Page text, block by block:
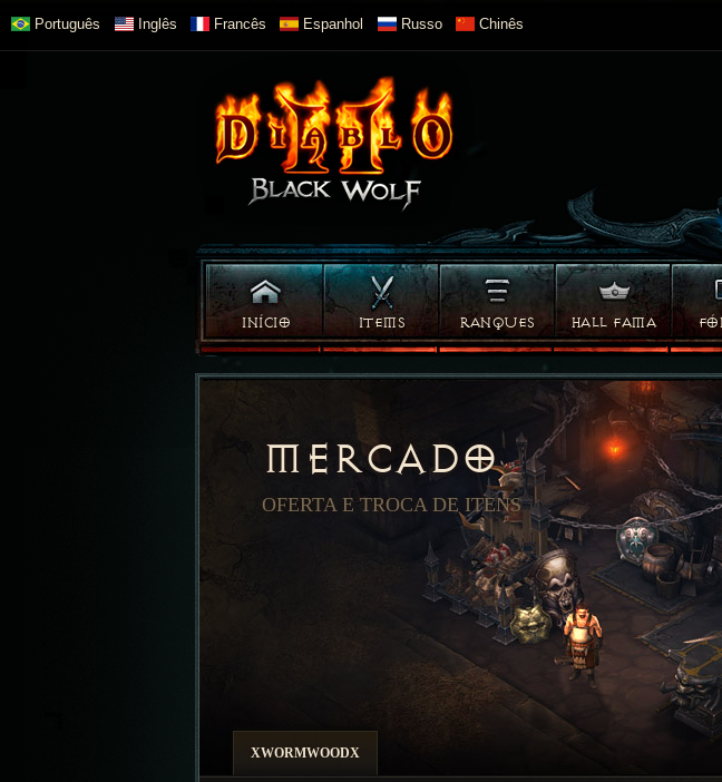
Português Inglês Francês Espanhol Russo Chinês
INÍCIO ITEMS RANQUES HALL FAMA
MERCADO
OFERTA E TROCA DE ITENS
XWORMWOODX